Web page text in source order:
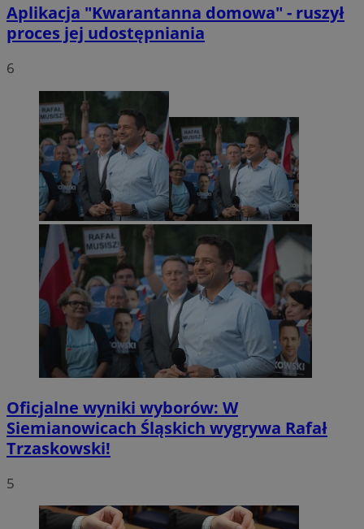
Aplikacja "Kwarantanna domowa" - ruszył
proces jej udostępniania
6
Oficjalne wyniki wyborów: W
Siemianowicach Śląskich wygrywa Rafał
Trzaskowski!
5